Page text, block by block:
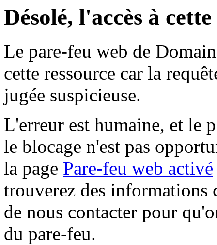
Désolé, l'accès à
Le pare-feu web de
cette ressource car la
jugée suspicieuse.
L'erreur est humaine, et le
le blocage n'est pas
la page Pare-feu web activé
trouverez des informations
de nous contacter pour
du pare-feu.